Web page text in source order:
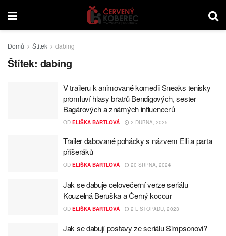
Domů Štítek dabing
Štítek: dabing
V traileru k animované komedii Sneaks tenisky
promluví hlasy bratrů Bendigových, sester
Bagárových a známých influencerů
OD ELIŠKA BARTLOVÁ 2 DUBNA, 2025
Trailer dabované pohádky s názvem Elli a parta
příšeráků
OD ELIŠKA BARTLOVÁ 20 SRPNA, 2024
Jak se dabuje celovečerní verze seriálu
Kouzelná Beruška a Černý kocour
OD ELIŠKA BARTLOVÁ 2 LISTOPADU, 2023
Jak se dabují postavy ze seriálu Simpsonovi?